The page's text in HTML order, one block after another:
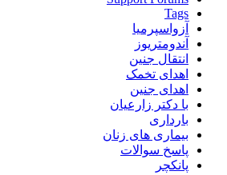
Tags
آزواسپرمیا
آندومتریوز
انتقال جنین
اهدای تخمک
اهدای جنین
با دکتر زارعیان
بارداری
بیماری های زنان
پاسخ سوالات
پانکچر